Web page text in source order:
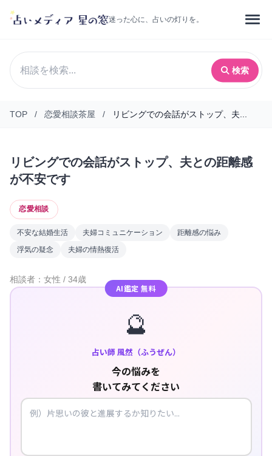
迷った心に、占いの灯りを。
検索
TOP / 恋愛相談茶屋 / リビングでの会話がストップ、夫...
リビングでの会話がストップ、夫との距離感
が不安です
恋愛相談
不安な結婚生活 夫婦コミュニケーション
距離感の悩み
浮気の疑念
夫婦の情熱復活
相談者：女性 / 34歳
AI鑑定 無料
🔮
占い師 風然（ふうぜん）
今の悩みを
書いてみてください